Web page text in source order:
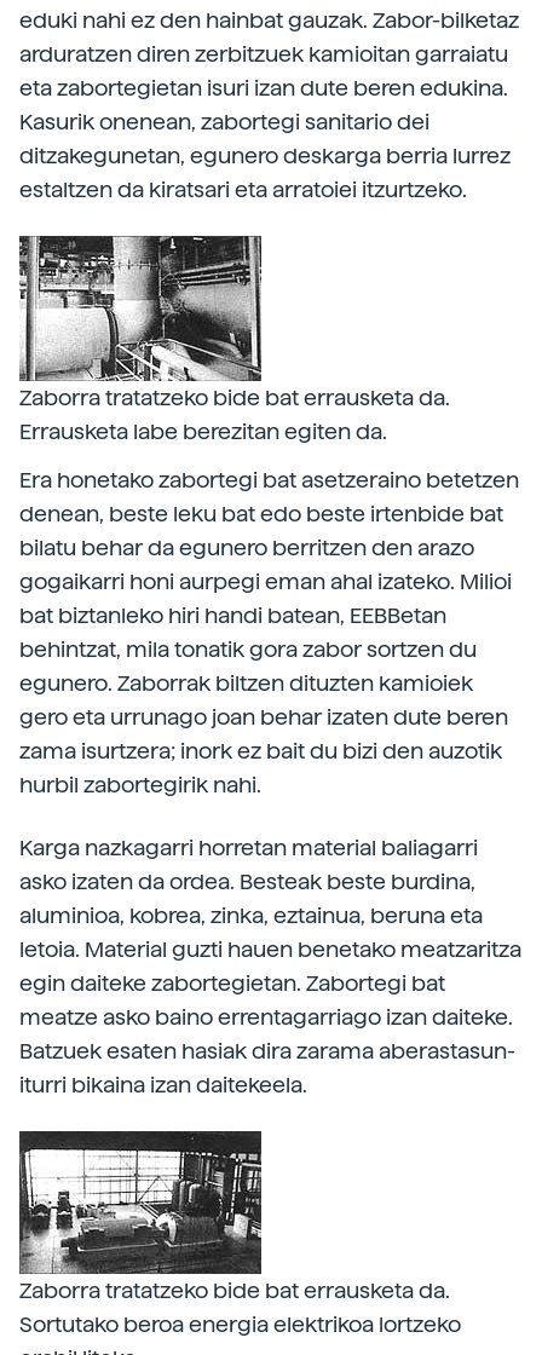
eduki nahi ez den hainbat gauzak. Zabor-bilketaz
arduratzen diren zerbitzuek kamioitan garraiatu
eta zabortegietan isuri izan dute beren edukina.
Kasurik onenean, zabortegi sanitario dei
ditzakegunetan, egunero deskarga berria lurrez
estaltzen da kiratsari eta arratoiei itzurtzeko.
Zaborra tratatzeko bide bat errausketa da.
Errausketa labe berezitan egiten da.
Era honetako zabortegi bat asetzeraino betetzen
denean, beste leku bat edo beste irtenbide bat
bilatu behar da egunero berritzen den arazo
gogaikarri honi aurpegi eman ahal izateko. Milioi
bat biztanleko hiri handi batean, EEBBetan
behintzat, mila tonatik gora zabor sortzen du
egunero. Zaborrak biltzen dituzten kamioiek
gero eta urrunago joan behar izaten dute beren
zama isurtzera; inork ez bait du bizi den auzotik
hurbil zabortegirik nahi.
Karga nazkagarri horretan material baliagarri
asko izaten da ordea. Besteak beste burdina,
aluminioa, kobrea, zinka, eztainua, beruna eta
letoia. Material guzti hauen benetako meatzaritza
egin daiteke zabortegietan. Zabortegi bat
meatze asko baino errentagarriago izan daiteke.
Batzuek esaten hasiak dira zarama aberastasun-
iturri bikaina izan daitekeela.
Zaborra tratatzeko bide bat errausketa da.
Sortutako beroa energia elektrikoa lortzeko